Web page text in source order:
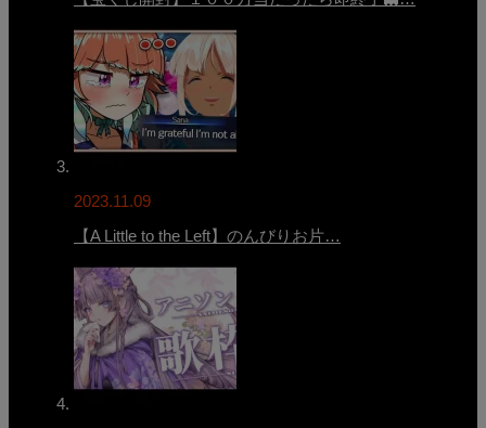
2023.11.09
【A Little to the Left】のんびりお片…